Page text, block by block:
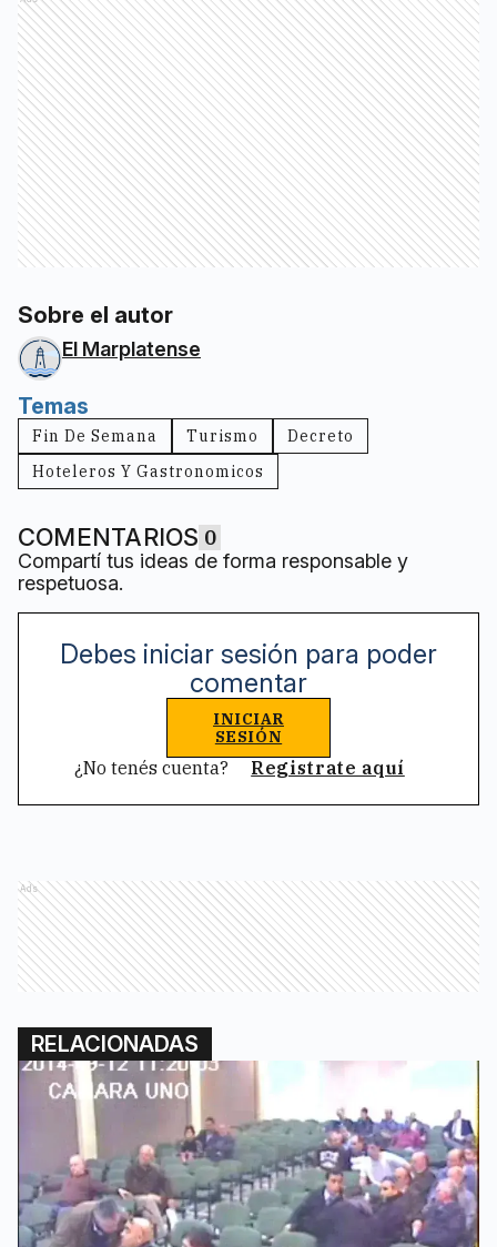
Sobre el autor
El Marplatense
Temas
Fin De Semana Turismo
Decreto
Hoteleros Y Gastronomicos
COMENTARIOS 0
Compartí tus ideas de forma responsable y
respetuosa.
Debes iniciar sesión para poder
comentar
INICIAR
SESIÓN
¿No tenés cuenta? Registrate aquí
Ads
RELACIONADAS